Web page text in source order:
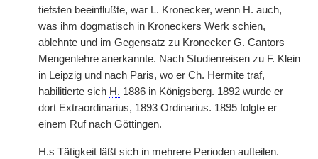
tiefsten beeinflußte, war L. Kronecker, wenn H. auch,
was ihm dogmatisch in Kroneckers Werk schien,
ablehnte und im Gegensatz zu Kronecker G. Cantors
Mengenlehre anerkannte. Nach Studienreisen zu F. Klein
in Leipzig und nach Paris, wo er Ch. Hermite traf,
habilitierte sich H. 1886 in Königsberg. 1892 wurde er
dort Extraordinarius, 1893 Ordinarius. 1895 folgte er
einem Ruf nach Göttingen.
H.s Tätigkeit läßt sich in mehrere Perioden aufteilen.